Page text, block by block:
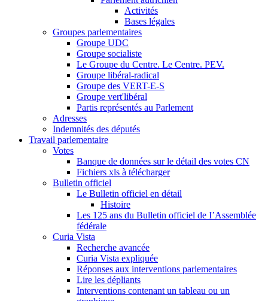
Activités
Bases légales
Groupes parlementaires
Groupe UDC
Groupe socialiste
Le Groupe du Centre. Le Centre. PEV.
Groupe libéral-radical
Groupe des VERT-E-S
Groupe vert'libéral
Partis représentés au Parlement
Adresses
Indemnités des députés
Travail parlementaire
Votes
Banque de données sur le détail des votes CN
Fichiers xls à télécharger
Bulletin officiel
Le Bulletin officiel en détail
Histoire
Les 125 ans du Bulletin officiel de I’Assemblée
fédérale
Curia Vista
Recherche avancée
Curia Vista expliquée
Réponses aux interventions parlementaires
Lire les dépliants
Interventions contenant un tableau ou un